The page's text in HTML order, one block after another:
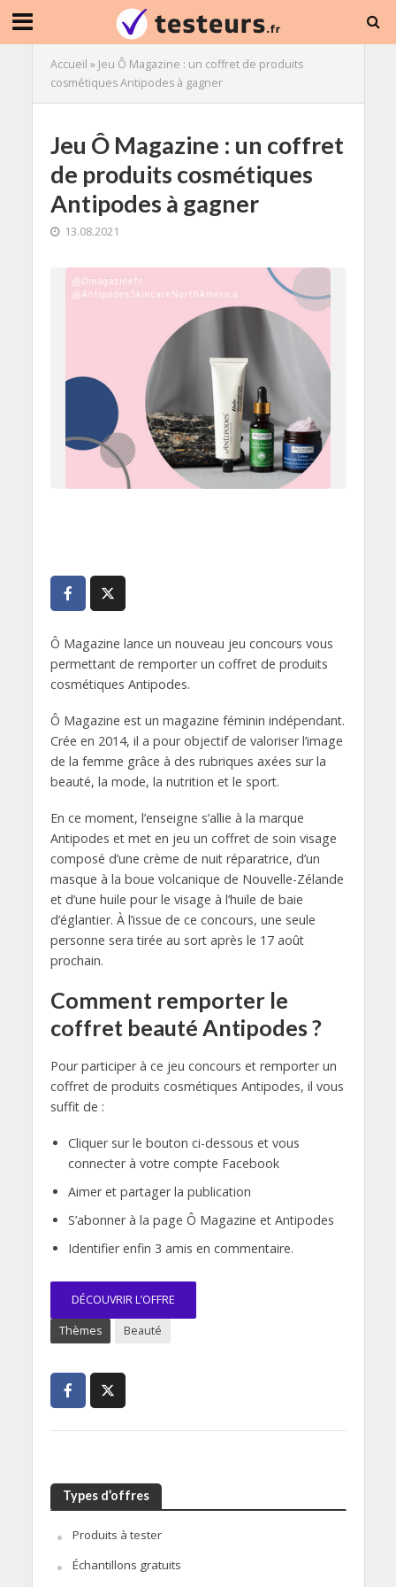
Accueil » Jeu Ô Magazine : un coffret de produits
cosmétiques Antipodes à gagner
Jeu Ô Magazine : un coffret
de produits cosmétiques
Antipodes à gagner
13.08.2021
Ô Magazine lance un nouveau jeu concours vous
permettant de remporter un coffret de produits
cosmétiques Antipodes.
Ô Magazine est un magazine féminin indépendant.
Crée en 2014, il a pour objectif de valoriser l’image
de la femme grâce à des rubriques axées sur la
beauté, la mode, la nutrition et le sport.
En ce moment, l’enseigne s’allie à la marque
Antipodes et met en jeu un coffret de soin visage
composé d’une crème de nuit réparatrice, d’un
masque à la boue volcanique de Nouvelle-Zélande
et d’une huile pour le visage à l’huile de baie
d’églantier. À l’issue de ce concours, une seule
personne sera tirée au sort après le 17 août
prochain.
Comment remporter le
coffret beauté Antipodes ?
Pour participer à ce jeu concours et remporter un
coffret de produits cosmétiques Antipodes, il vous
suffit de :
Cliquer sur le bouton ci-dessous et vous
connecter à votre compte Facebook
Aimer et partager la publication
S’abonner à la page Ô Magazine et Antipodes
Identifier enfin 3 amis en commentaire.
DÉCOUVRIR L’OFFRE
Thèmes Beauté
Types d’offres
Produits à tester
Échantillons gratuits